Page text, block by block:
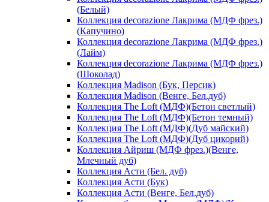
(Белый)
Коллекция decorazione Лакрима (МДФ фрез.)
(Капучино)
Коллекция decorazione Лакрима (МДФ фрез.)
(Лайм)
Коллекция decorazione Лакрима (МДФ фрез.)
(Шоколад)
Коллекция Madison (Бук, Персик)
Коллекция Madison (Венге, Бел.дуб)
Коллекция The Loft (МДФ)(Бетон светлый)
Коллекция The Loft (МДФ)(Бетон темный)
Коллекция The Loft (МДФ)(Дуб майский)
Коллекция The Loft (МДФ)(Дуб цикорий)
Коллекция Айриш (МДФ фрез.)(Венге,
Млечный дуб)
Коллекция Асти (Бел. дуб)
Коллекция Асти (Бук)
Коллекция Асти (Венге, Бел.дуб)